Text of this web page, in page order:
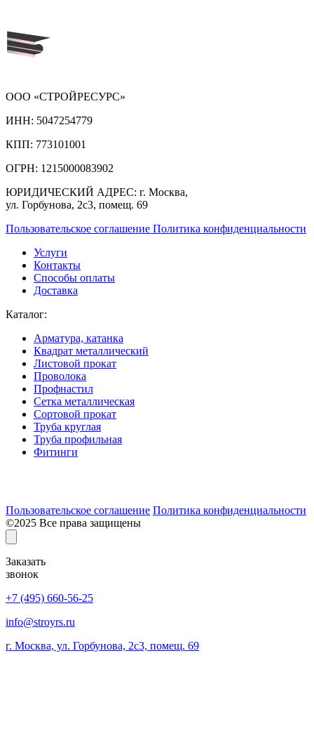
ООО «СТРОЙРЕСУРС»
ИНН: 5047254779
КПП: 773101001
ОГРН: 1215000083902
ЮРИДИЧЕСКИЙ АДРЕС: г. Москва,
ул. Горбунова, 2с3, помещ. 69
Пользовательское соглашение Политика конфиденциальности
Услуги
Контакты
Способы оплаты
Доставка
Каталог:
Арматура, катанка
Квадрат металлический
Листовой прокат
Проволока
Профнастил
Сетка металлическая
Сортовой прокат
Труба круглая
Труба профильная
Фитинги
Пользовательское соглашение Политика конфиденциальности
©2025 Все права защищены
Заказать
звонок
+7 (495) 660-56-25
info@stroyrs.ru
г. Москва, ул. Горбунова, 2с3, помещ. 69